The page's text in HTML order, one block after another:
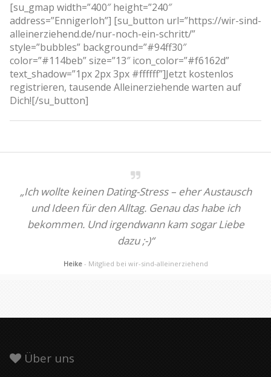
[su_gmap width=”400″ height=”240″
address=”Ennigerloh”] [su_button url=”https://wir-sind-
alleinerziehend.de/nur-noch-ein-schritt/”
style=”bubbles” background=”#94ff30″
color=”#114beb” size=”13″ icon_color=”#f6162d”
text_shadow=”1px 2px 3px #ffffff”]Jetzt kostenlos
registrieren, tausende Alleinerziehende warten auf
Dich![/su_button]
„Ich wollte keinen Dating-Stress – eher Austausch
und Ideen für den Alltag. Genau das habe ich
bekommen. Und irgendwann kam sogar Liebe
dazu ;-)“
Heike - Mitglied bei wir-sind-alleinerziehend
Über uns